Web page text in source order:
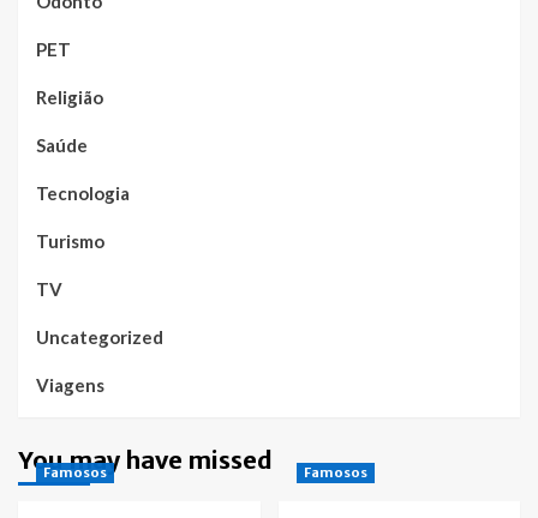
PET
Religião
Saúde
Tecnologia
Turismo
TV
Uncategorized
Viagens
You may have missed
Famosos Famosos